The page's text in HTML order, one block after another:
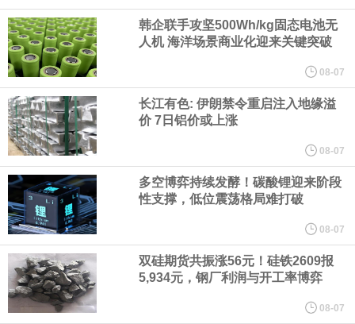
所做的工作“非常满意”。特朗普在社交媒体上发帖称，一些媒体有关
他与赫格塞思就弹药短缺问题发生冲突的报道是“完全没有根据的谣
言”，他对赫格塞思所做的工作“非常满意”。
纽约期银突破64美元/盎司，日内涨3.91%。
据报道，威刚近日在法说会上表示，在需求增加、价格走高及货源
稳定的三大有利因素带动下，预期第3季度营运将优于第2季度，并
进一步扩大全年营运成果。
美国国会预算办公室（CBO）于当地时间5日发布报告称，美国海军
韩企联手攻坚500Wh/kg固态电池无
人机 海洋场景商业化迎来关键突破
08-07
长江有色: 伊朗禁令重启注入地缘溢
价 7日铝价或上涨
08-07
多空博弈持续发酵！碳酸锂迎来阶段
性支撑，低位震荡格局难打破
08-07
双硅期货共振涨56元！硅铁2609报
5,934元，钢厂利润与开工率博弈
08-07